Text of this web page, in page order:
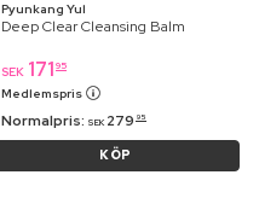
Pyunkang Yul
Deep Clear Cleansing Balm
SEK 171 95
Medlemspris
Normalpris: SEK 279 95
KÖP